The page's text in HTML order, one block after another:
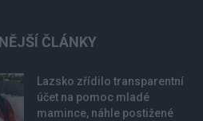
ČLÁNKY
Lazsko zřídilo transparentní
účet na pomoc mladé
mamince, náhle postižené